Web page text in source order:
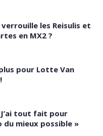
les Reisulis et
en MX2 ?
pour Lotte Van
tout fait pour
mieux possible »